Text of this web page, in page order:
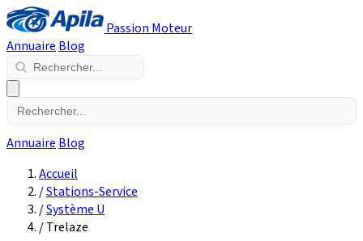
Passion Moteur
Annuaire Blog
Annuaire Blog
Accueil
/Stations-Service
/Système U
/Trelaze